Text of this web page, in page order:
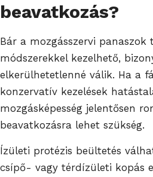
beavatkozás?
Bár a mozgásszervi panaszok
módszerekkel kezelhető,
elkerülhetetlenné válik. Ha a
konzervatív kezelések
mozgásképesség jelentősen
beavatkozásra lehet szükség.
Ízületi protézis beültetés
csípő- vagy térdízületi kopás